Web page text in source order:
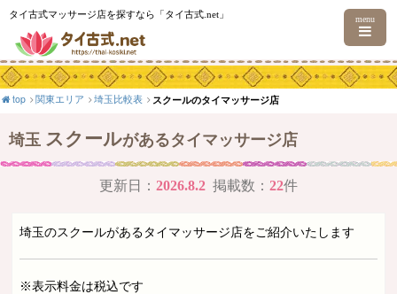
タイ古式マッサージ店を探すなら「タイ古式.net」 menu
top 関東エリア 埼玉比較表 スクールのタイマッサージ店
埼玉 スクールがあるタイマッサージ店
更新日： 2026.8.2 掲載数： 22件
埼玉のスクールがあるタイマッサージ店をご紹介いたします
※表示料金は税込です